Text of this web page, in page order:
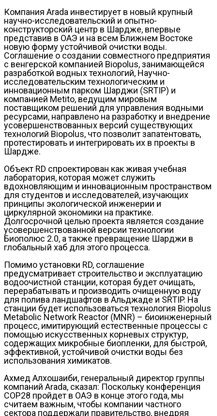
Компания Arada инвестирует в новый крупный
научно-исследовательский и опытно-
конструкторский центр в Шардже, впервые
представив в ОАЭ и на всем Ближнем Востоке
новую форму устойчивой очистки воды.
Соглашение о создании совместного предприятия
с венгерской компанией Biopolus, занимающейся
разработкой водных технологий, Научно-
исследовательским технологическим и
инновационным парком Шарджи (SRTIP) и
компанией Metito, ведущим мировым
поставщиком решений для управления водными
ресурсами, направлено на разработку и внедрение
усовершенствованных версий существующих
технологий Biopolus, что позволит запатентовать,
протестировать и интегрировать их в проекты в
Шардже.
Объект RD спроектирован как живая учебная
лаборатория, которая может служить
вдохновляющим и инновационным пространством
для студентов и исследователей, изучающих
принципы экологической инженерии и
циркулярной экономики на практике.
Долгосрочной целью проекта является создание
усовершенствованной версии технологии
Биополюс 2.0, а также превращение Шарджи в
глобальный хаб для этого процесса.
Помимо установки RD, соглашение
предусматривает строительство и эксплуатацию
водоочистной станции, которая будет очищать,
перерабатывать и производить очищенную воду
для полива ландшафтов в Альджаде и SRTIP. На
станции будет использоваться технология Biopolus
Metabolic Network Reactor (MNR) – биоинженерный
процесс, имитирующий естественные процессы с
помощью искусственных корневых структур,
содержащих микробные биопленки, для быстрой,
эффективной, устойчивой очистки воды без
использования химикатов.
Ахмед Алхошаиби, генеральный директор группы
компаний Arada, сказал: Поскольку конференция
COP28 пройдет в ОАЭ в конце этого года, мы
считаем важным, чтобы компании частного
сектора поддержали правительство, внедряя